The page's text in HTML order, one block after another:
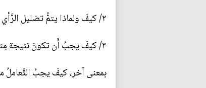
بمعنى آخر، كيفَ يجبُ التَّعاملُ